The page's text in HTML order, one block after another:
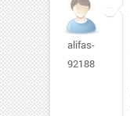
alifas-
92188